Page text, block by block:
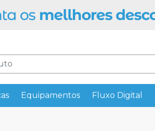
Equipamentos Fluxo Digital